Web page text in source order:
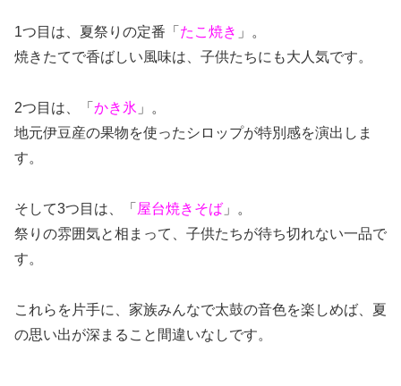
1つ目は、夏祭りの定番「 たこ焼き 」。
焼きたてで香ばしい風味は、子供たちにも大人気です。
2つ目は、「 かき氷 」。
地元伊豆産の果物を使ったシロップが特別感を演出しま
す。
そして3つ目は、「 屋台焼きそば 」。
祭りの雰囲気と相まって、子供たちが待ち切れない一品で
す。
これらを片手に、家族みんなで太鼓の音色を楽しめば、夏
の思い出が深まること間違いなしです。